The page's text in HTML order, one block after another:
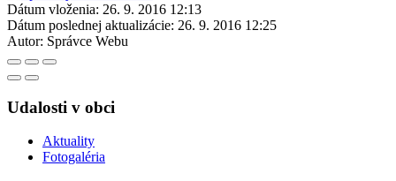
Dátum vloženia: 26. 9. 2016 12:13
Dátum poslednej aktualizácie: 26. 9. 2016 12:25
Autor: Správce Webu
Udalosti v obci
Aktuality
Fotogaléria